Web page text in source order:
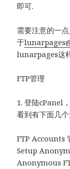
即可.
需要注意的一
于
lunarpages这
FTP管理
1. 登陆cPanel
看到有下面几个
FTP Accounts
Setup
Anonymous